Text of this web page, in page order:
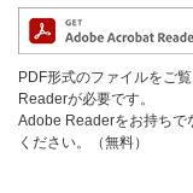
PDF形式のファイルをご
Readerが必要です。
Adobe Readerをお持ちで
ください。（無料）